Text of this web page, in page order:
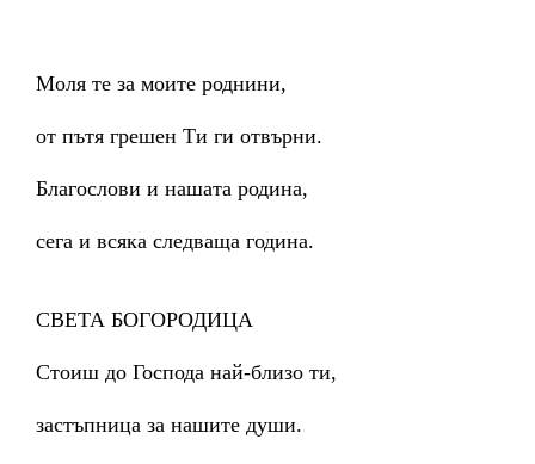
Моля те за моите роднини,
от пътя грешен Ти ги отвърни.
Благослови и нашата родина,
сега и всяка следваща година.
СВЕТА БОГОРОДИЦА
Стоиш до Господа най-близо ти,
застъпница за нашите души.